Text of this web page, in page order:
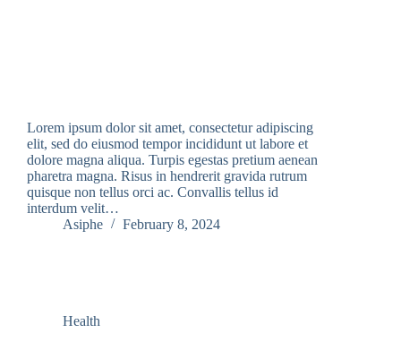
Lorem ipsum dolor sit amet, consectetur adipiscing
elit, sed do eiusmod tempor incididunt ut labore et
dolore magna aliqua. Turpis egestas pretium aenean
pharetra magna. Risus in hendrerit gravida rutrum
quisque non tellus orci ac. Convallis tellus id
interdum velit…
Asiphe
February 8, 2024
Health